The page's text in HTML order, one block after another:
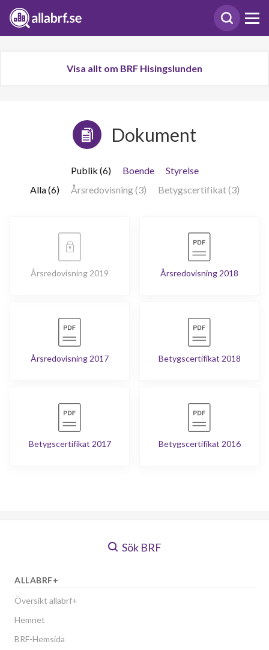
Visa allt om BRF Hisingslunden
Dokument
Publik (6) Boende
Styrelse
Alla (6)
Årsredovisning (3) Betygscertifikat (3)
Årsredovisning 2019 Årsredovisning 2018
Årsredovisning 2017 Betygscertifikat 2018
Betygscertifikat 2017 Betygscertifikat 2016
Sök BRF
ALLABRF+
Översikt allabrf+
Hemnet
BRF-Hemsida